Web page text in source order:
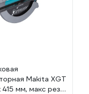
Makita XGT
мм, макс рез